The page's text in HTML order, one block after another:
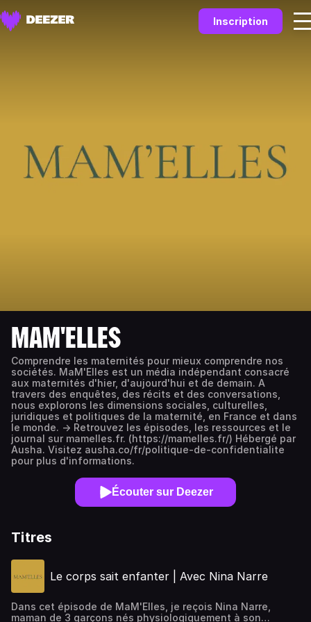
Inscription
MAM'ELLES
Comprendre les maternités pour mieux comprendre nos
sociétés. MaM'Elles est un média indépendant consacré
aux maternités d'hier, d'aujourd'hui et de demain. A
travers des enquêtes, des récits et des conversations,
nous explorons les dimensions sociales, culturelles,
juridiques et politiques de la maternité, en France et dans
le monde. -> Retrouvez les épisodes, les ressources et le
journal sur mamelles.fr. (https://mamelles.fr/) Hébergé par
Ausha. Visitez ausha.co/fr/politique-de-confidentialite
pour plus d'informations.
Écouter sur Deezer
Titres
Le corps sait enfanter | Avec Nina Narre
Dans cet épisode de MaM'Elles, je reçois Nina Narre,
maman de 3 garçons nés physiologiquement à son